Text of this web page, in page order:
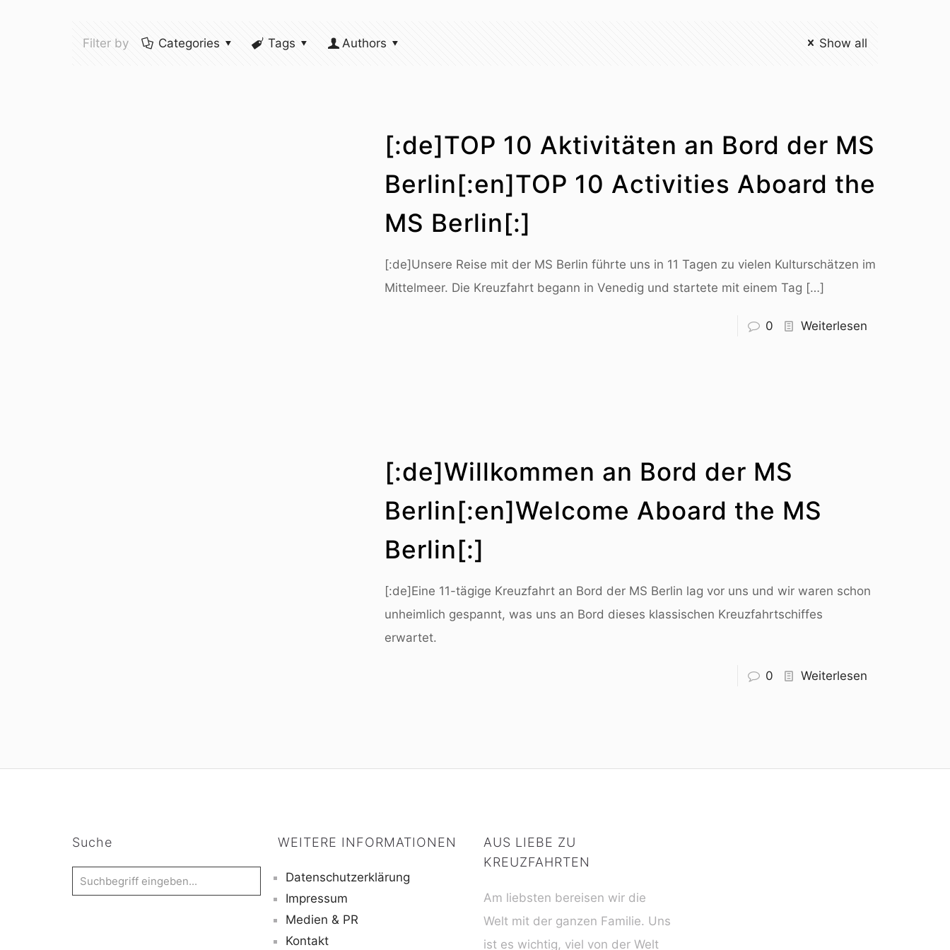
Filter by Categories Tags Authors Show all
[:de]TOP 10 Aktivitäten an Bord der MS
Berlin[:en]TOP 10 Activities Aboard the
MS Berlin[:]
[:de]Unsere Reise mit der MS Berlin führte uns in 11 Tagen zu vielen Kulturschätzen im
Mittelmeer. Die Kreuzfahrt begann in Venedig und startete mit einem Tag […]
0 Weiterlesen
[:de]Willkommen an Bord der MS
Berlin[:en]Welcome Aboard the MS
Berlin[:]
[:de]Eine 11-tägige Kreuzfahrt an Bord der MS Berlin lag vor uns und wir waren schon
unheimlich gespannt, was uns an Bord dieses klassischen Kreuzfahrtschiffes
erwartet.
0 Weiterlesen
Suche WEITERE INFORMATIONEN
Datenschutzerklärung
Impressum
Medien & PR
Kontakt
AUS LIEBE ZU
KREUZFAHRTEN
Am liebsten bereisen wir die
Welt mit der ganzen Familie. Uns
ist es wichtig, viel von der Welt